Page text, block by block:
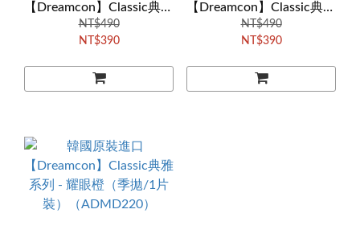
【Dreamcon】Classic典雅
系列 - 尊貴灰（季拋/1片
裝）（HCC311C）
NT$490
NT$390
【Dreamcon】Classic典雅
系列 - 典雅棕（季拋/1片
裝）（HVD220）
NT$490
NT$390